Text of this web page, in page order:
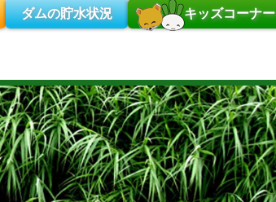
ダムの貯水状況 キッズコーナー